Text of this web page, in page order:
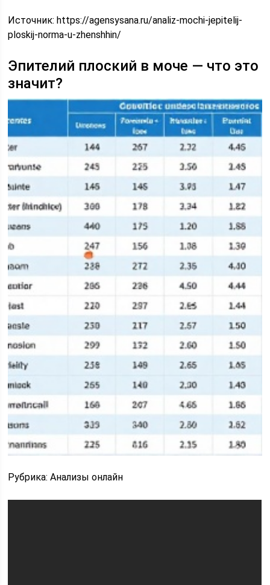
Источник: https://agensysana.ru/analiz-mochi-jepitelij-
ploskij-norma-u-zhenshhin/
Эпителий плоский в моче — что это
значит?
Рубрика: Анализы онлайн